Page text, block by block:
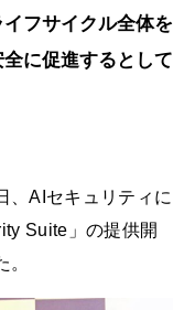
フサイクル全体を
に促進するとして
、AIセキュリティに
Suite」の提供開